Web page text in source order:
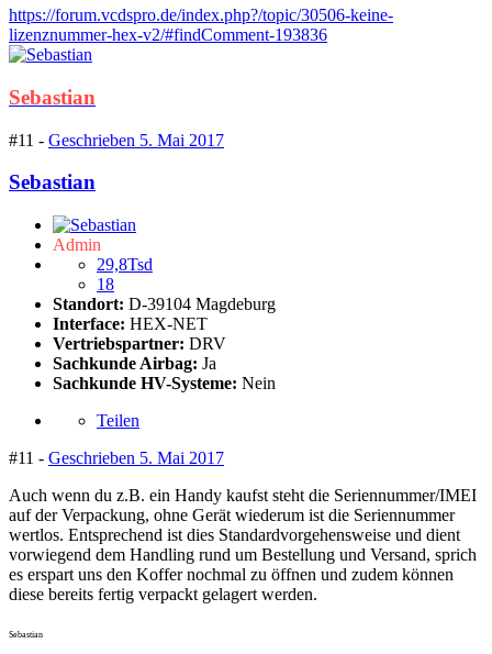
https://forum.vcdspro.de/index.php?/topic/30506-keine-
lizenznummer-hex-v2/#findComment-193836
Sebastian
#11 - Geschrieben 5. Mai 2017
Sebastian
Admin
29,8Tsd
18
Standort: D-39104 Magdeburg
Interface: HEX-NET
Vertriebspartner: DRV
Sachkunde Airbag: Ja
Sachkunde HV-Systeme: Nein
Teilen
#11 - Geschrieben 5. Mai 2017
Auch wenn du z.B. ein Handy kaufst steht die Seriennummer/IMEI
auf der Verpackung, ohne Gerät wiederum ist die Seriennummer
wertlos. Entsprechend ist dies Standardvorgehensweise und dient
vorwiegend dem Handling rund um Bestellung und Versand, sprich
es erspart uns den Koffer nochmal zu öffnen und zudem können
diese bereits fertig verpackt gelagert werden.
Sebastian